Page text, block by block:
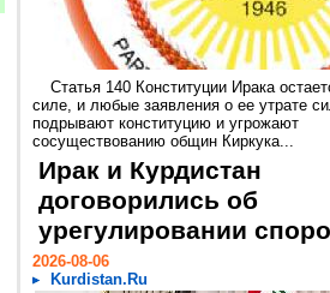
Статья 140 Конституции Ирака
силе, и любые заявления о ее утрате
подрывают конституцию и угрожают
сосуществованию общин Киркука...
Ирак и Курдистан
договорились об
урегулировании
2026-08-06
Kurdistan.Ru